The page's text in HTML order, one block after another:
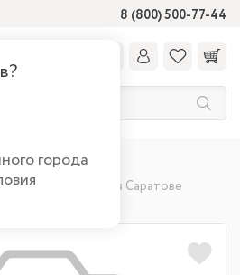
8 (800) 500-77-44
города
Гостиная
(квадратный) в Саратове